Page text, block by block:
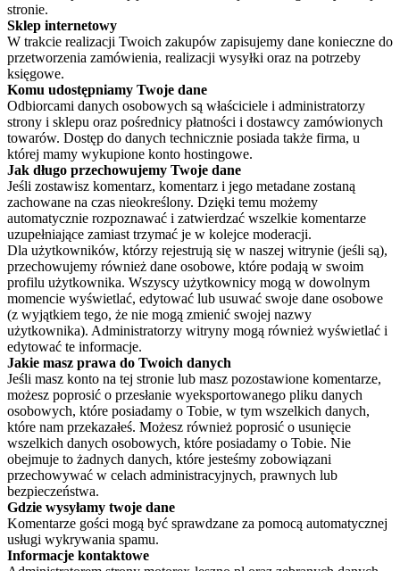
stronie.
Sklep internetowy
W trakcie realizacji Twoich zakupów zapisujemy dane konieczne do
przetworzenia zamówienia, realizacji wysyłki oraz na potrzeby
księgowe.
Komu udostępniamy Twoje dane
Odbiorcami danych osobowych są właściciele i administratorzy
strony i sklepu oraz pośrednicy płatności i dostawcy zamówionych
towarów. Dostęp do danych technicznie posiada także firma, u
której mamy wykupione konto hostingowe.
Jak długo przechowujemy Twoje dane
Jeśli zostawisz komentarz, komentarz i jego metadane zostaną
zachowane na czas nieokreślony. Dzięki temu możemy
automatycznie rozpoznawać i zatwierdzać wszelkie komentarze
uzupełniające zamiast trzymać je w kolejce moderacji.
Dla użytkowników, którzy rejestrują się w naszej witrynie (jeśli są),
przechowujemy również dane osobowe, które podają w swoim
profilu użytkownika. Wszyscy użytkownicy mogą w dowolnym
momencie wyświetlać, edytować lub usuwać swoje dane osobowe
(z wyjątkiem tego, że nie mogą zmienić swojej nazwy
użytkownika). Administratorzy witryny mogą również wyświetlać i
edytować te informacje.
Jakie masz prawa do Twoich danych
Jeśli masz konto na tej stronie lub masz pozostawione komentarze,
możesz poprosić o przesłanie wyeksportowanego pliku danych
osobowych, które posiadamy o Tobie, w tym wszelkich danych,
które nam przekazałeś. Możesz również poprosić o usunięcie
wszelkich danych osobowych, które posiadamy o Tobie. Nie
obejmuje to żadnych danych, które jesteśmy zobowiązani
przechowywać w celach administracyjnych, prawnych lub
bezpieczeństwa.
Gdzie wysyłamy twoje dane
Komentarze gości mogą być sprawdzane za pomocą automatycznej
usługi wykrywania spamu.
Informacje kontaktowe